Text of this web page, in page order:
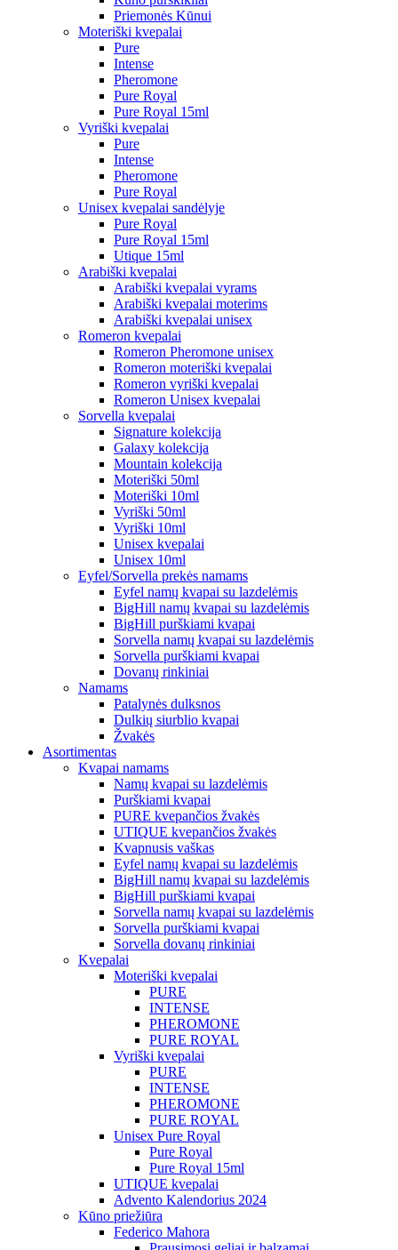
Priemonės Kūnui
Moteriški kvepalai
Pure
Intense
Pheromone
Pure Royal
Pure Royal 15ml
Vyriški kvepalai
Pure
Intense
Pheromone
Pure Royal
Unisex kvepalai sandėlyje
Pure Royal
Pure Royal 15ml
Utique 15ml
Arabiški kvepalai
Arabiški kvepalai vyrams
Arabiški kvepalai moterims
Arabiški kvepalai unisex
Romeron kvepalai
Romeron Pheromone unisex
Romeron moteriški kvepalai
Romeron vyriški kvepalai
Romeron Unisex kvepalai
Sorvella kvepalai
Signature kolekcija
Galaxy kolekcija
Mountain kolekcija
Moteriški 50ml
Moteriški 10ml
Vyriški 50ml
Vyriški 10ml
Unisex kvepalai
Unisex 10ml
Eyfel/Sorvella prekės namams
Eyfel namų kvapai su lazdelėmis
BigHill namų kvapai su lazdelėmis
BigHill purškiami kvapai
Sorvella namų kvapai su lazdelėmis
Sorvella purškiami kvapai
Dovanų rinkiniai
Namams
Patalynės dulksnos
Dulkių siurblio kvapai
Žvakės
Asortimentas
Kvapai namams
Namų kvapai su lazdelėmis
Purškiami kvapai
PURE kvepančios žvakės
UTIQUE kvepančios žvakės
Kvapnusis vaškas
Eyfel namų kvapai su lazdelėmis
BigHill namų kvapai su lazdelėmis
BigHill purškiami kvapai
Sorvella namų kvapai su lazdelėmis
Sorvella purškiami kvapai
Sorvella dovanų rinkiniai
Kvepalai
Moteriški kvepalai
PURE
INTENSE
PHEROMONE
PURE ROYAL
Vyriški kvepalai
PURE
INTENSE
PHEROMONE
PURE ROYAL
Unisex Pure Royal
Pure Royal
Pure Royal 15ml
UTIQUE kvepalai
Advento Kalendorius 2024
Kūno priežiūra
Federico Mahora